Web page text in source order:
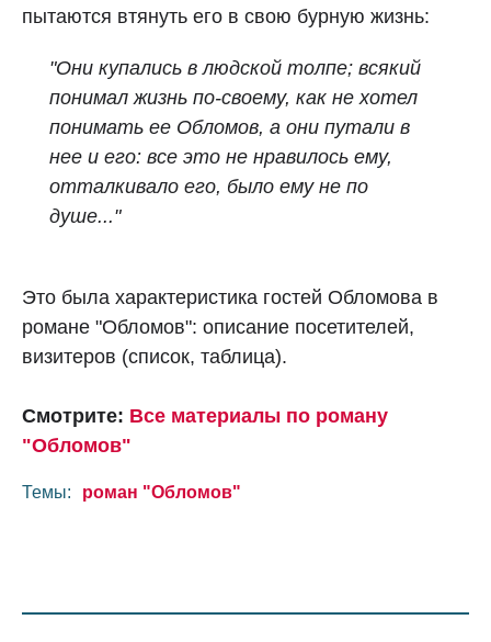
пытаются втянуть его в свою бурную жизнь:
"Они купались в людской толпе; всякий
понимал жизнь по-своему, как не хотел
понимать ее Обломов, а они путали в
нее и его: все это не нравилось ему,
отталкивало его, было ему не по
душе..."
Это была характеристика гостей Обломова в
романе "Обломов": описание посетителей,
визитеров (список, таблица).
Смотрите: Все материалы по роману
"Обломов"
Темы: роман "Обломов"